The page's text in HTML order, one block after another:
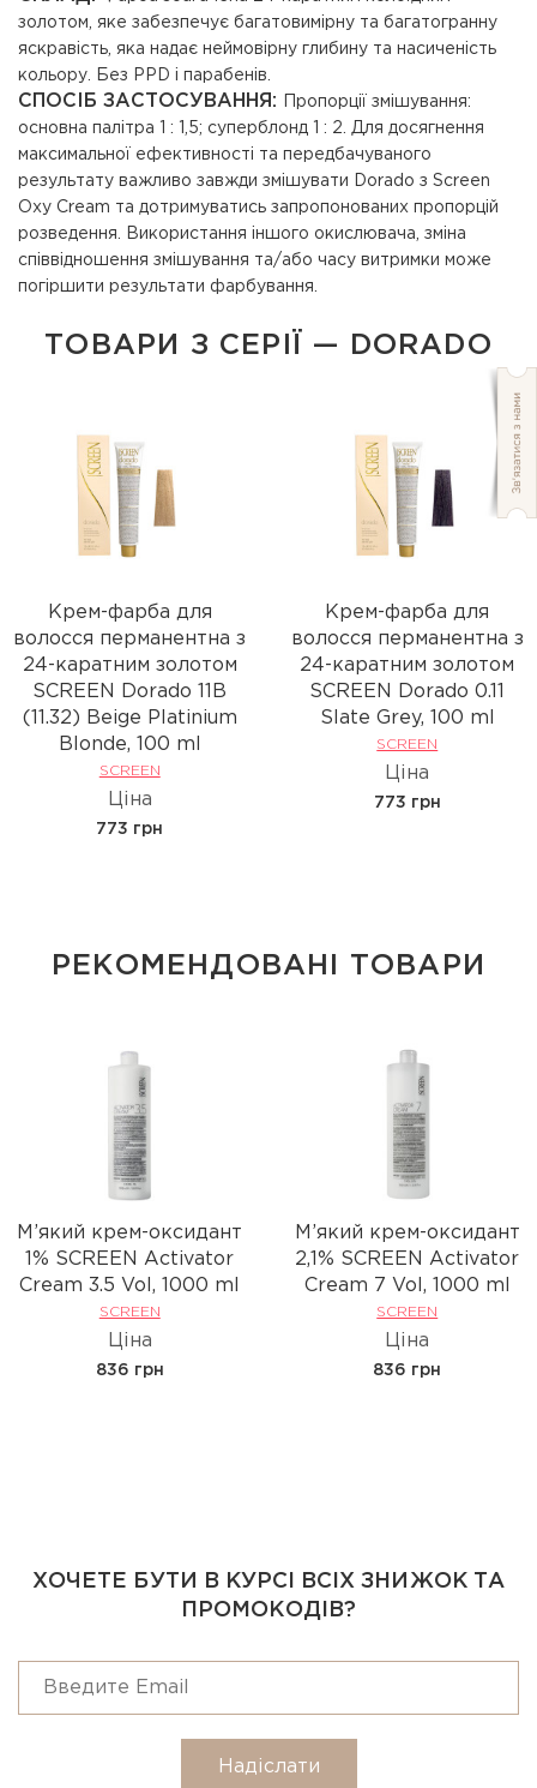
золотом, яке забезпечує багатовимірну та багатогранну
яскравість, яка надає неймовірну глибину та насиченість
кольору. Без PPD і парабенів.
СПОСІБ ЗАСТОСУВАННЯ:
Пропорції змішування:
основна палітра 1 : 1,5; суперблонд 1 : 2. Для досягнення
максимальної ефективності та передбачуваного
результату важливо завжди змішувати Dorado з Screen
Oxy Cream та дотримуватись запропонованих пропорцій
розведення. Використання іншого окислювача, зміна
співвідношення змішування та/або часу витримки може
погіршити результати фарбування.
ТОВАРИ З СЕРІЇ — DORADO
Крем-фарба для
волосся перманентна з
24-каратним золотом
SCREEN Dorado 11B
(11.32) Beige Platinium
Вlonde, 100 ml
SCREEN
Ціна
773 грн
Крем-фарба для
волосся перманентна з
24-каратним золотом
SCREEN Dorado 0.11
Slate Grey, 100 ml
SCREEN
Ціна
773 грн
РЕКОМЕНДОВАНІ ТОВАРИ
М’який крем-оксидант
1% SCREEN Activator
Cream 3.5 Vol, 1000 ml
SCREEN
Ціна
836 грн
М’який крем-оксидант
2,1% SCREEN Activator
Cream 7 Vol, 1000 ml
SCREEN
Ціна
836 грн
ХОЧЕТЕ БУТИ В КУРСІ ВСІХ ЗНИЖОК ТА
ПРОМОКОДІВ?
Надіслати